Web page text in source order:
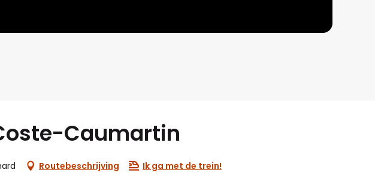
Caumartin
Routebeschrijving Ik ga met de trein!